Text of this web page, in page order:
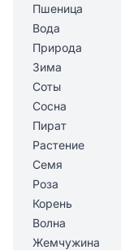
Пшеница
Вода
Природа
Зима
Соты
Сосна
Пират
Растение
Семя
Роза
Корень
Волна
Жемчужина